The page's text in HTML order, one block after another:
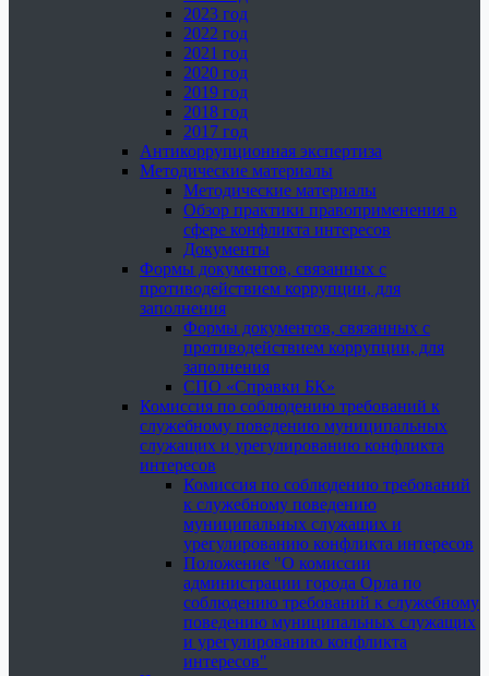
2023 год
2022 год
2021 год
2020 год
2019 год
2018 год
2017 год
Антикоррупционная экспертиза
Методические материалы
Методические материалы
Обзор практики правоприменения в
сфере конфликта интересов
Документы
Формы документов, связанных с
противодействием коррупции, для
заполнения
Формы документов, связанных с
противодействием коррупции, для
заполнения
СПО «Справки БК»
Комиссия по соблюдению требований к
служебному поведению муниципальных
служащих и урегулированию конфликта
интересов
Комиссия по соблюдению требований
к служебному поведению
муниципальных служащих и
урегулированию конфликта интересов
Положение "О комиссии
администрации города Орла по
соблюдению требований к служебному
поведению муниципальных служащих
и урегулированию конфликта
интересов"